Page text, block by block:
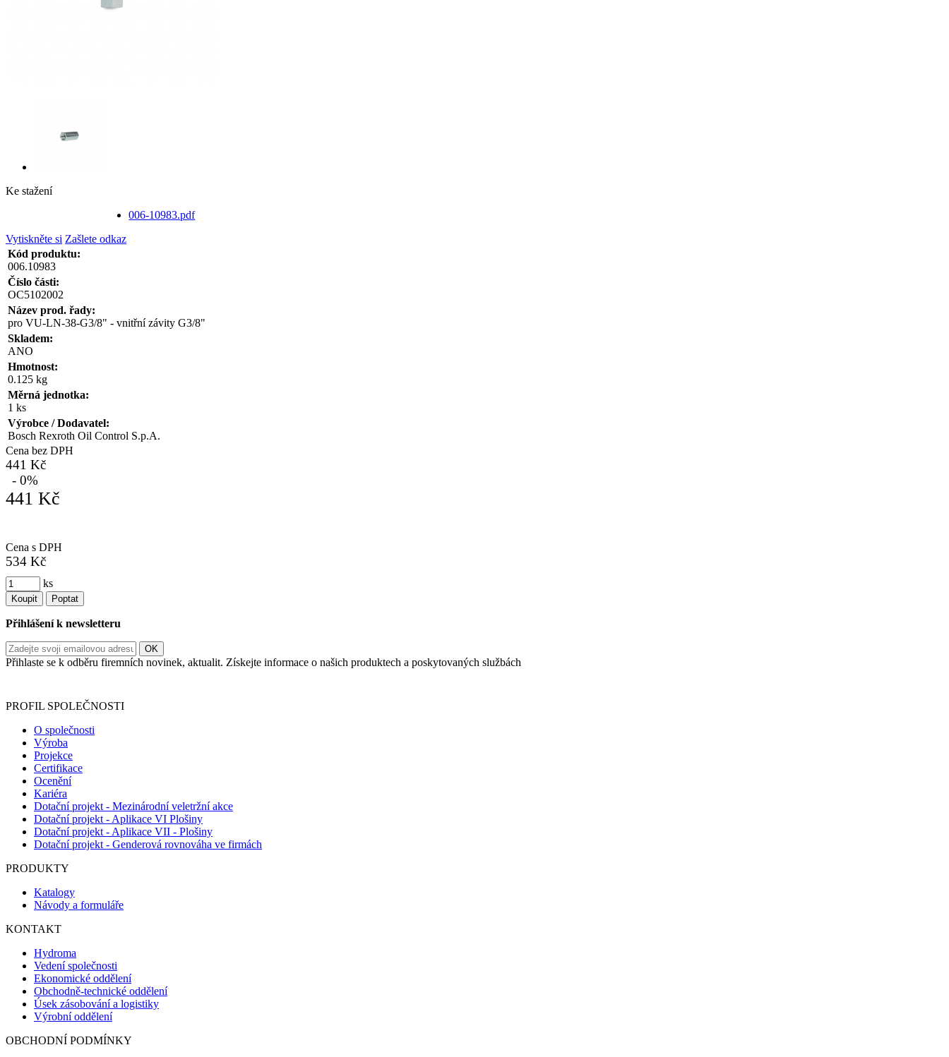
Ke stažení
006-10983.pdf
Vytiskněte si Zašlete odkaz
Kód produktu:
006.10983
Číslo části:
OC5102002
Název prod. řady:
pro VU-LN-38-G3/8" - vnitřní závity G3/8"
Skladem:
ANO
Hmotnost:
0.125 kg
Měrná jednotka:
1 ks
Výrobce / Dodavatel:
Bosch Rexroth Oil Control S.p.A.
Cena bez DPH
441 Kč
- 0%
441 Kč
Cena s DPH
534 Kč
ks
Koupit Poptat
Přihlášení k newsletteru
Přihlaste se k odběru firemních novinek, aktualit. Získejte informace o našich produktech a poskytovaných službách
PROFIL SPOLEČNOSTI
O společnosti
Výroba
Projekce
Certifikace
Ocenění
Kariéra
Dotační projekt - Mezinárodní veletržní akce
Dotační projekt - Aplikace VI Plošiny
Dotační projekt - Aplikace VII - Plošiny
Dotační projekt - Genderová rovnováha ve firmách
PRODUKTY
Katalogy
Návody a formuláře
KONTAKT
Hydroma
Vedení společnosti
Ekonomické oddělení
Obchodně-technické oddělení
Úsek zásobování a logistiky
Výrobní oddělení
OBCHODNÍ PODMÍNKY